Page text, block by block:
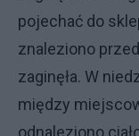
pojechać do
znaleziono
zaginęła. W
między
odnaleziono